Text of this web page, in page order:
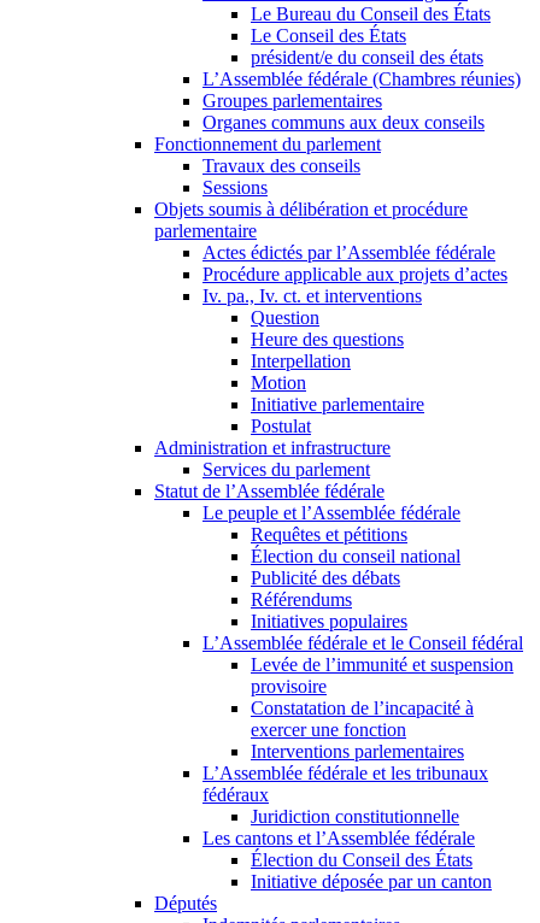
Le Bureau du Conseil des États
Le Conseil des États
président/e du conseil des états
L’Assemblée fédérale (Chambres réunies)
Groupes parlementaires
Organes communs aux deux conseils
Fonctionnement du parlement
Travaux des conseils
Sessions
Objets soumis à délibération et procédure
parlementaire
Actes édictés par l’Assemblée fédérale
Procédure applicable aux projets d’actes
Iv. pa., Iv. ct. et interventions
Question
Heure des questions
Interpellation
Motion
Initiative parlementaire
Postulat
Administration et infrastructure
Services du parlement
Statut de l’Assemblée fédérale
Le peuple et l’Assemblée fédérale
Requêtes et pétitions
Élection du conseil national
Publicité des débats
Référendums
Initiatives populaires
L’Assemblée fédérale et le Conseil fédéral
Levée de l’immunité et suspension
provisoire
Constatation de l’incapacité à
exercer une fonction
Interventions parlementaires
L’Assemblée fédérale et les tribunaux
fédéraux
Juridiction constitutionnelle
Les cantons et l’Assemblée fédérale
Élection du Conseil des États
Initiative déposée par un canton
Députés